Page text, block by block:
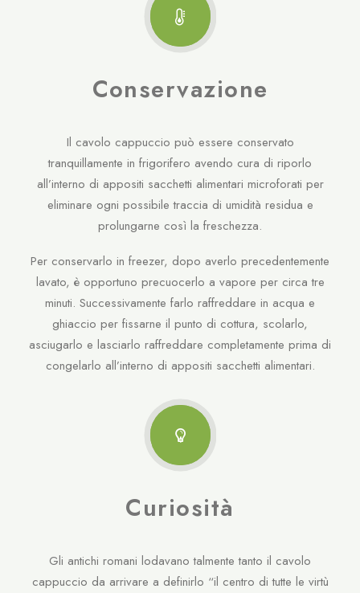
Conservazione
Il cavolo cappuccio può essere conservato
tranquillamente in frigorifero avendo cura di riporlo
all’interno di appositi sacchetti alimentari microforati per
eliminare ogni possibile traccia di umidità residua e
prolungarne così la freschezza.
Per conservarlo in freezer, dopo averlo precedentemente
lavato, è opportuno precuocerlo a vapore per circa tre
minuti. Successivamente farlo raffreddare in acqua e
ghiaccio per fissarne il punto di cottura, scolarlo,
asciugarlo e lasciarlo raffreddare completamente prima di
congelarlo all’interno di appositi sacchetti alimentari.
Curiosità
Gli antichi romani lodavano talmente tanto il cavolo
cappuccio da arrivare a definirlo “il centro di tutte le virtù